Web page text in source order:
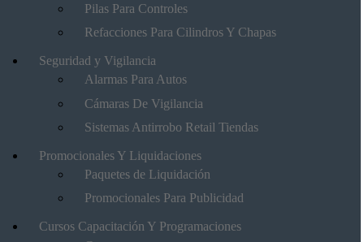
Pilas Para Controles
Refacciones Para Cilindros Y Chapas
Seguridad y Vigilancia
Alarmas Para Autos
Cámaras De Vigilancia
Sistemas Antirrobo Retail Tiendas
Promocionales Y Liquidaciones
Paquetes de Liquidación
Promocionales Para Publicidad
Cursos Capacitación Y Programaciones